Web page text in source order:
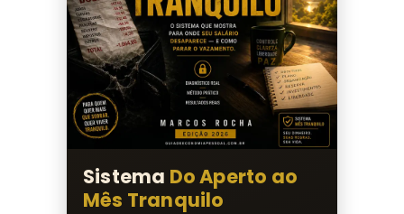
Sistema Do Aperto ao
Mês Tranquilo